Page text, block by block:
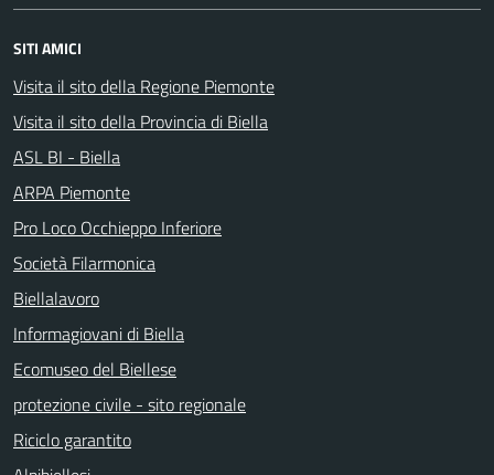
SITI AMICI
Visita il sito della Regione Piemonte
Visita il sito della Provincia di Biella
ASL BI - Biella
ARPA Piemonte
Pro Loco Occhieppo Inferiore
Società Filarmonica
Biellalavoro
Informagiovani di Biella
Ecomuseo del Biellese
protezione civile - sito regionale
Riciclo garantito